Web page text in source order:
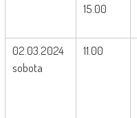
15.00
02.03.2024
sobota
11.00